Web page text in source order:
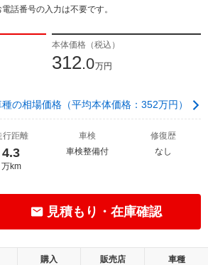
話番号の入力は不要です。
本体価格（税込）
312.0万円
種の相場価格（平均本体価格：352万円）
行距離
4.3
万km
車検
車検整備付
修復歴
なし
見積もり・在庫確認
購入
販売店
車種